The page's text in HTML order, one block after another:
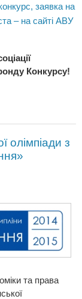
заявка на
– на сайті АВУ
Конкурсу!
олімпіади з
та права